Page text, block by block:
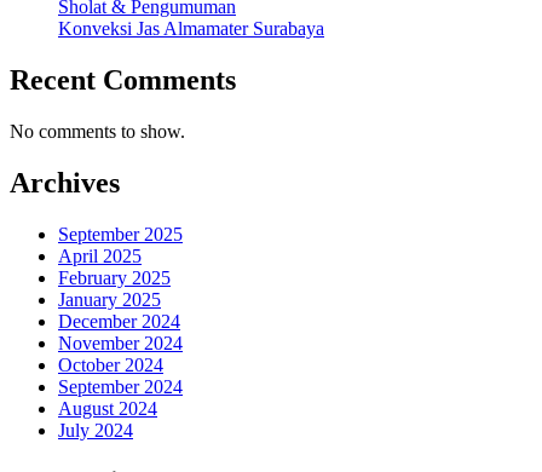
Sholat & Pengumuman
Konveksi Jas Almamater Surabaya
Recent Comments
No comments to show.
Archives
September 2025
April 2025
February 2025
January 2025
December 2024
November 2024
October 2024
September 2024
August 2024
July 2024